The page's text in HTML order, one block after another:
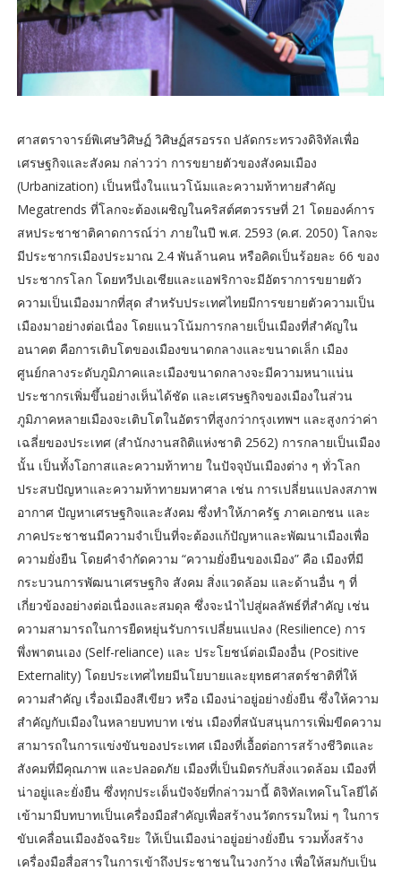
ศาสตราจารย์พิเศษวิศิษฏ์ วิศิษฏ์สรอรรถ ปลัดกระทรวงดิจิทัลเพื่อ
เศรษฐกิจและสังคม กล่าวว่า การขยายตัวของสังคมเมือง
(Urbanization) เป็นหนึ่งในแนวโน้มและความท้าทายสำคัญ
Megatrends ที่โลกจะต้องเผชิญในคริสต์ศตวรรษที่ 21 โดยองค์การ
สหประชาชาติคาดการณ์ว่า ภายในปี พ.ศ. 2593 (ค.ศ. 2050) โลกจะ
มีประชากรเมืองประมาณ 2.4 พันล้านคน หรือคิดเป็นร้อยละ 66 ของ
ประชากรโลก โดยทวีปเอเชียและแอฟริกาจะมีอัตราการขยายตัว
ความเป็นเมืองมากที่สุด สำหรับประเทศไทยมีการขยายตัวความเป็น
เมืองมาอย่างต่อเนื่อง โดยแนวโน้มการกลายเป็นเมืองที่สำคัญใน
อนาคต คือการเติบโตของเมืองขนาดกลางและขนาดเล็ก เมือง
ศูนย์กลางระดับภูมิภาคและเมืองขนาดกลางจะมีความหนาแน่น
ประชากรเพิ่มขึ้นอย่างเห็นได้ชัด และเศรษฐกิจของเมืองในส่วน
ภูมิภาคหลายเมืองจะเติบโตในอัตราที่สูงกว่ากรุงเทพฯ และสูงกว่าค่า
เฉลี่ยของประเทศ (สำนักงานสถิติแห่งชาติ 2562) การกลายเป็นเมือง
นั้น เป็นทั้งโอกาสและความท้าทาย ในปัจจุบันเมืองต่าง ๆ ทั่วโลก
ประสบปัญหาและความท้าทายมหาศาล เช่น การเปลี่ยนแปลงสภาพ
อากาศ ปัญหาเศรษฐกิจและสังคม ซึ่งทำให้ภาครัฐ ภาคเอกชน และ
ภาคประชาชนมีความจำเป็นที่จะต้องแก้ปัญหาและพัฒนาเมืองเพื่อ
ความยั่งยืน โดยคำจำกัดความ “ความยั่งยืนของเมือง” คือ เมืองที่มี
กระบวนการพัฒนาเศรษฐกิจ สังคม สิ่งแวดล้อม และด้านอื่น ๆ ที่
เกี่ยวข้องอย่างต่อเนื่องและสมดุล ซึ่งจะนำไปสู่ผลลัพธ์ที่สำคัญ เช่น
ความสามารถในการยืดหยุ่นรับการเปลี่ยนแปลง (Resilience) การ
พึ่งพาตนเอง (Self-reliance) และ ประโยชน์ต่อเมืองอื่น (Positive
Externality) โดยประเทศไทยมีนโยบายและยุทธศาสตร์ชาติที่ให้
ความสำคัญ เรื่องเมืองสีเขียว หรือ เมืองน่าอยู่อย่างยั่งยืน ซึ่งให้ความ
สำคัญกับเมืองในหลายบทบาท เช่น เมืองที่สนับสนุนการเพิ่มขีดความ
สามารถในการแข่งขันของประเทศ เมืองที่เอื้อต่อการสร้างชีวิตและ
สังคมที่มีคุณภาพ และปลอดภัย เมืองที่เป็นมิตรกับสิ่งแวดล้อม เมืองที่
น่าอยู่และยั่งยืน ซึ่งทุกประเด็นปัจจัยที่กล่าวมานี้ ดิจิทัลเทคโนโลยีได้
เข้ามามีบทบาทเป็นเครื่องมือสำคัญเพื่อสร้างนวัตกรรมใหม่ ๆ ในการ
ขับเคลื่อนเมืองอัจฉริยะ ให้เป็นเมืองน่าอยู่อย่างยั่งยืน รวมทั้งสร้าง
เครื่องมือสื่อสารในการเข้าถึงประชาชนในวงกว้าง เพื่อให้สมกับเป็น